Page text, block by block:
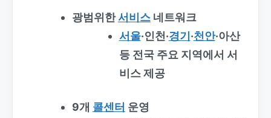
광범위한서비스네트워크
서울·인천·경기·천안·아산
등 전국 주요 지역에서 서
비스 제공
9개 콜센터 운영